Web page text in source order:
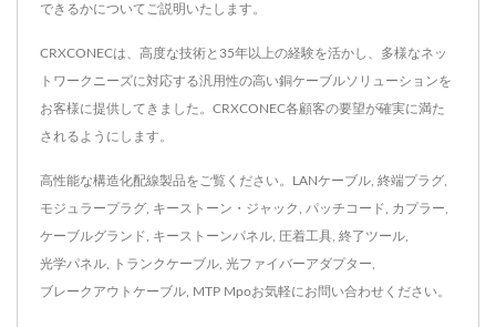
できるかについてご説明いたします。
CRXCONECは、高度な技術と35年以上の経験を活かし、多様なネッ
トワークニーズに対応する汎用性の高い銅ケーブルソリューションを
お客様に提供してきました。CRXCONEC各顧客の要望が確実に満た
されるようにします。
高性能な構造化配線製品をご覧ください。 LANケーブル 終端プラグ
モジュラープラグ キーストーン・ジャック パッチコード カプラー
ケーブルグランド キーストーンパネル 圧着工具 終了ツール
光学パネル トランクケーブル 光ファイバーアダプター
ブレークアウトケーブル MTP Mpoお気軽にお問い合わせください。